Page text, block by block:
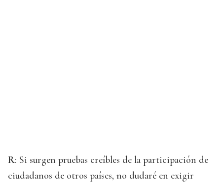
R: Si surgen pruebas creíbles de la participación de
ciudadanos de otros países, no dudaré en exigir